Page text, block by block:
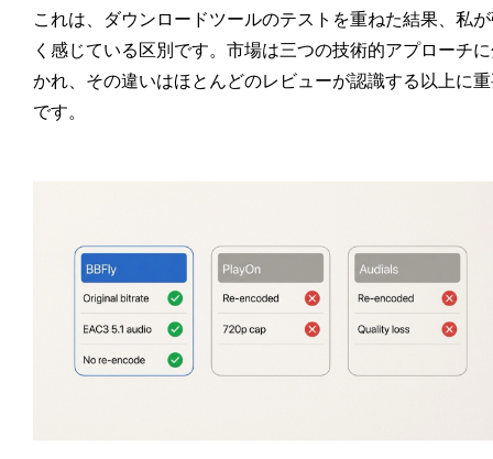
これは、ダウンロードツールのテストを重ねた結果、私
く感じている区別です。市場は三つの技術的アプローチ
かれ、その違いはほとんどのレビューが認識する以上に
です。